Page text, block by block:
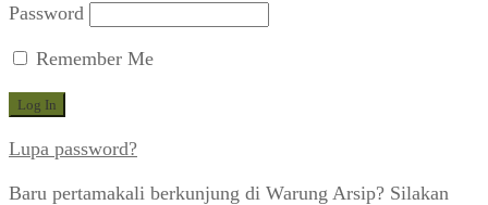
Password
Remember Me
Lupa password?
Baru pertamakali berkunjung di Warung Arsip? Silakan